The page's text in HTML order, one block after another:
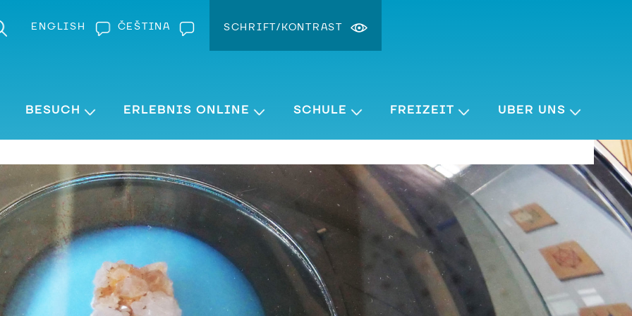
ENGLISH ČEŠTINA SCHRIFT/KONTRAST
Kontrast ändern
BESUCH ERLEBNIS ONLINE SCHULE FREIZEIT ÜBER UNS